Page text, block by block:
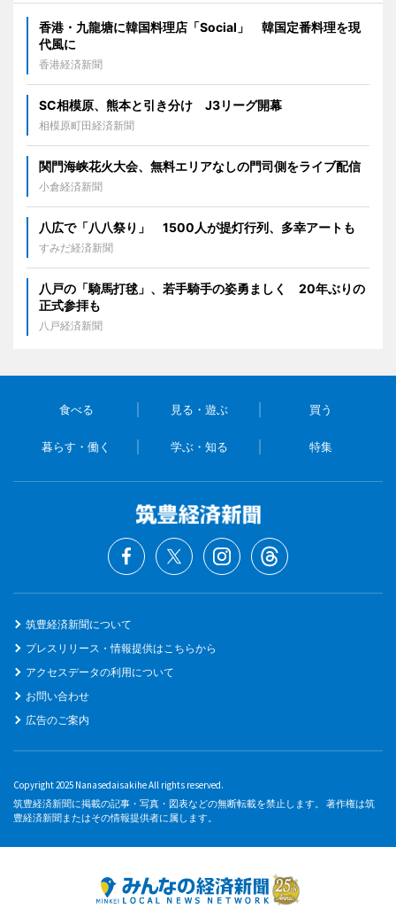
香港・九龍塘に韓国料理店「Social」 韓国定番料理を現
代風に
香港経済新聞
SC相模原、熊本と引き分け J3リーグ開幕
相模原町田経済新聞
関門海峡花火大会、無料エリアなしの門司側をライブ配信
小倉経済新聞
八広で「八八祭り」 1500人が提灯行列、多幸アートも
すみだ経済新聞
八戸の「騎馬打毬」、若手騎手の姿勇ましく 20年ぶりの
正式参拝も
八戸経済新聞
食べる 見る・遊ぶ 買う
暮らす・働く 学ぶ・知る 特集
筑豊経済新聞について
プレスリリース・情報提供はこちらから
アクセスデータの利用について
お問い合わせ
広告のご案内
Copyright 2025 Nanasedaisakihe All rights reserved.
筑豊経済新聞に掲載の記事・写真・図表などの無断転載を禁止します。 著作権は筑
豊経済新聞またはその情報提供者に属します。